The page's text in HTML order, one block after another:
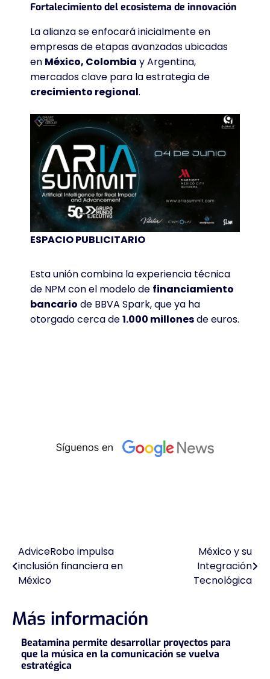
Fortalecimiento del ecosistema de innovación
La alianza se enfocará inicialmente en
empresas de etapas avanzadas ubicadas
en México, Colombia y Argentina,
mercados clave para la estrategia de
crecimiento regional.
ESPACIO PUBLICITARIO
Esta unión combina la experiencia técnica
de NPM con el modelo de financiamiento
bancario de BBVA Spark, que ya ha
otorgado cerca de1.000 millonesde euros.
Navegación
de
AdviceRobo impulsa
inclusión financiera en
México
México y su
Integración
Tecnológica
Más información
Beatamina permite desarrollar proyectos para
que la música en la comunicación se vuelva
estratégica